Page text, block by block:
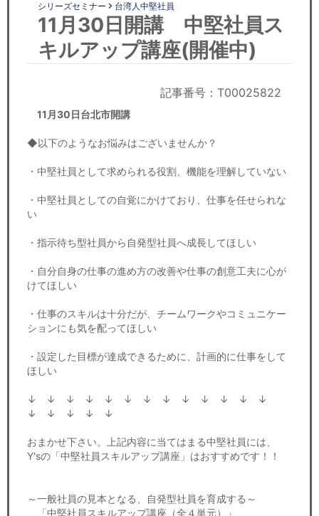
コンサルティング
リサーチ
労務顧問
ＩＴ
シリーズセミナー 台湾人中堅社員
11月30日開講 中堅社員ス
キルアップ講座(開催中)
記事番号：T00025822
11月30日台北市開講
◆以下のようなお悩みはございませんか？
・中堅社員として求められる役割、機能を理解していない
・中堅社員としての自覚にかけており、仕事を任せられな
い
・指示待ち型社員から自発型社員へ成長してほしい
・自分自身の仕事の進め方の改善や仕事の創意工夫に心が
けてほしい
・仕事のスキルは十分だが、チームワークやコミュニケー
ションにも気を配ってほしい
・設定した目標が達成できるために、計画的に仕事をして
ほしい
↓ ↓ ↓ ↓ ↓ ↓ ↓ ↓ ↓ ↓ ↓ ↓ ↓
↓ ↓ ↓ ↓ ↓
おまかせ下さい。上記内容に当てはまる中堅社員には、
Y'sの「中堅社員スキルアップ講座」はおすすめです！！
～一般社員の見本となる、自発型社員を育成する～
「中堅社員スキルアップ講座（全４単元）」